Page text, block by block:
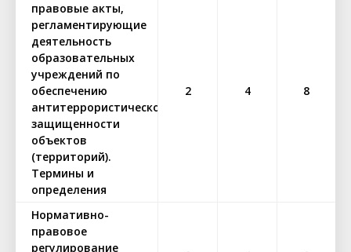
правовые акты,
регламентирующие
деятельность
образовательных
учреждений по
обеспечению
антитеррористической
защищенности
объектов
(территорий).
Термины и
определения
2 4 8
Нормативно-
правовое
регулирование